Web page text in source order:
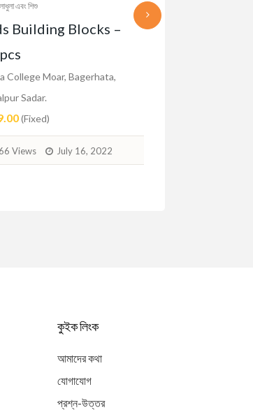
এবং শিশু
Building Blocks –
College Moar, Bagerhata,
Sadar.
(Fixed)
Views July 16, 2022
কুইক লিংক
আমাদের কথা
যোগাযোগ
প্রশ্ন-উত্তর